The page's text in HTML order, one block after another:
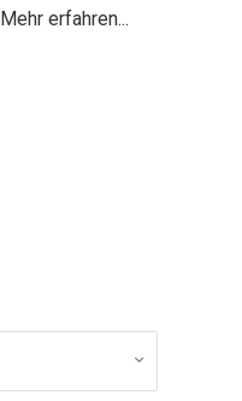
Mehr erfahren...